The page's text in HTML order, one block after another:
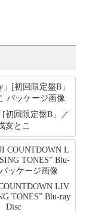
[初回限定盤B」／
亥とこ
LIV
TONES” Blu-ray
Disc